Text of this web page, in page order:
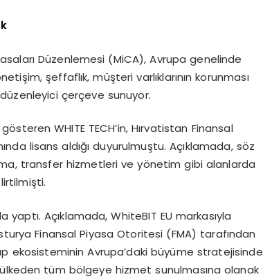
Düzenlemesi (MiCA), Avrupa genelinde
şeffaflık, müşteri varlıklarının korunması
çerçeve sunuyor.
WHITE TECH’in, Hırvatistan Finansal
lisans aldığı duyurulmuştu. Açıklamada, söz
transfer hizmetleri ve yönetim gibi alanlarda
yaptı. Açıklamada, WhiteBIT EU markasıyla
Finansal Piyasa Otoritesi (FMA) tarafından
ekosisteminin Avrupa’daki büyüme stratejisinde
tüm bölgeye hizmet sunulmasına olanak